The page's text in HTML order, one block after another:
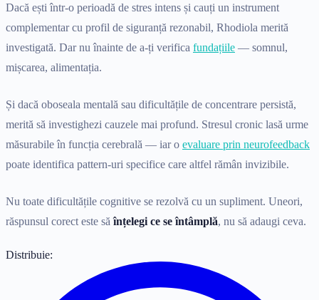
Dacă ești într-o perioadă de stres intens și cauți un instrument
complementar cu profil de siguranță rezonabil, Rhodiola merită
investigată. Dar nu înainte de a-ți verifica fundațiile — somnul,
mișcarea, alimentația.
Și dacă oboseala mentală sau dificultățile de concentrare persistă,
merită să investighezi cauzele mai profund. Stresul cronic lasă urme
măsurabile în funcția cerebrală — iar o evaluare prin neurofeedback
poate identifica pattern-uri specifice care altfel rămân invizibile.
Nu toate dificultățile cognitive se rezolvă cu un supliment. Uneori,
răspunsul corect este săînțelegi ce se întâmplă, nu să adaugi ceva.
Distribuie: